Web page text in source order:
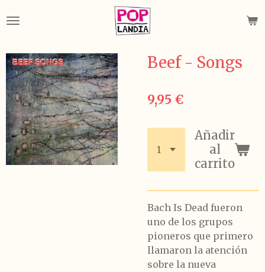
al
principal
Beef - Songs
9,95 €
Añadir
al
carrito
Bach Is Dead fueron
uno de los grupos
pioneros que primero
llamaron la atención
sobre la nueva